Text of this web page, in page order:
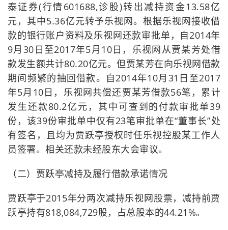
泰证券(行情601688,诊股)转出减持资金13.58亿
元，其中5.36亿元转予乐视网。根据乐视网接收借
款的银行账户资料及乐视网还款审批单，自2014年
9月30日至2017年5月10日，乐视网从贾某芳处借
款发生额共计80.20亿元。但贾某芳在向乐视网借款
期间频繁的抽回借款。自2014年10月31日至2017
年5月10日，乐视网共偿还贾某芳借款56笔，累计
发生还款80.2亿元，其中可查到的付款审批单39
份，该39份审批单中仅有23笔审批单在“董事长”处
有签名，且均为贾跃亭授权时任乐视控股某工作人
员签署。相关还款未经股东大会审议。
（二）贾跃亭减持及履行借款承诺情况
贾跃亭于2015年分两次减持乐视网股票，减持前贾
跃亭持有818,084,729股，占总股本的44.21%。